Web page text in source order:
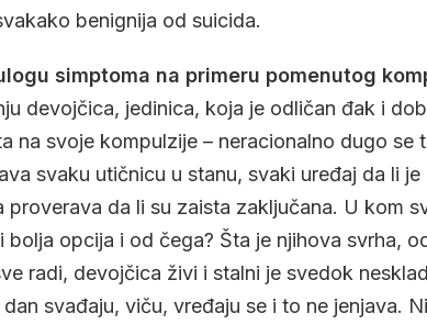
benignija od suicida.
simptoma na primeru pomenutog
devojčica, jedinica, koja je odličan đak i
na svoje kompulzije – neracionalno dugo se
svaku utičnicu u stanu, svaki uređaj da li
da li su zaista zaključana. U kom
bolja opcija i od čega? Šta je njihova svrha,
radi, devojčica živi i stalni je svedok
svađaju, viču, vređaju se i to ne jenjava.